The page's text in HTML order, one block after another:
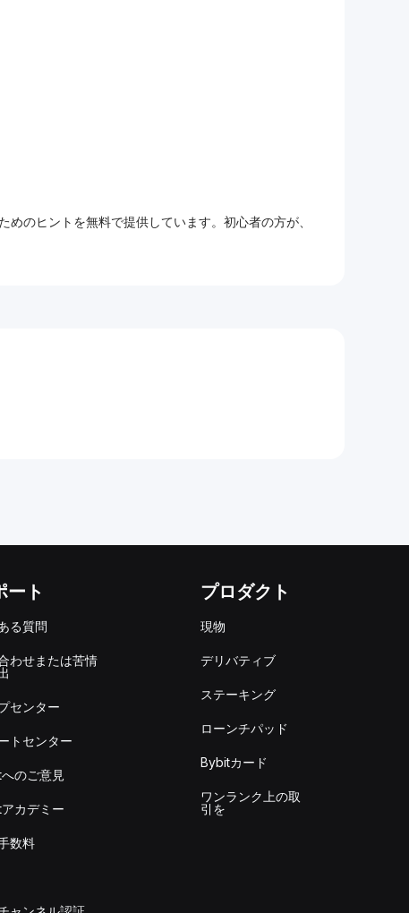
のヒントを無料で提供しています。初心者の方が、
ート
る質問
わせまたは苦情
センター
トセンター
のご意見
カデミー
数料
プロダクト
現物
デリバティブ
ステーキング
ローンチパッド
Bybitカード
ワンランク上の取
引を